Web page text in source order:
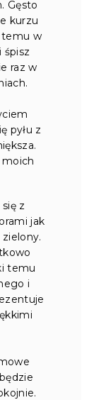
Gęsto
kurzu
temu w
śpisz
raz w
pyłu z
moich
z
jak
temu
i